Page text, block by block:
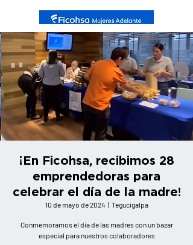
¡En Ficohsa, recibimos 28
emprendedoras para
celebrar el día de la madre!
10 de mayo de 2024
  |
Tegucigalpa
Conmemoramos el día de las madres con un bazar
especial para nuestros colaboradores